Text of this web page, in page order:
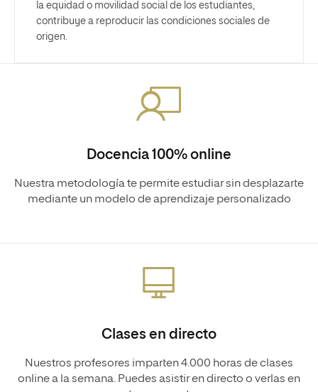
la equidad o movilidad social de los estudiantes,
contribuye a reproducir las condiciones sociales de
origen.
Docencia 100% online
Nuestra metodología te permite estudiar sin desplazarte
mediante un modelo de aprendizaje personalizado
Clases en directo
Nuestros profesores imparten 4.000 horas de clases
online a la semana. Puedes asistir en directo o verlas en